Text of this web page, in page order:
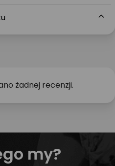
żadnej recenzji.
my?